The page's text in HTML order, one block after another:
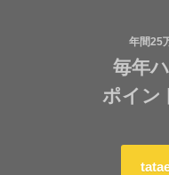
年間25
毎年
ポイン